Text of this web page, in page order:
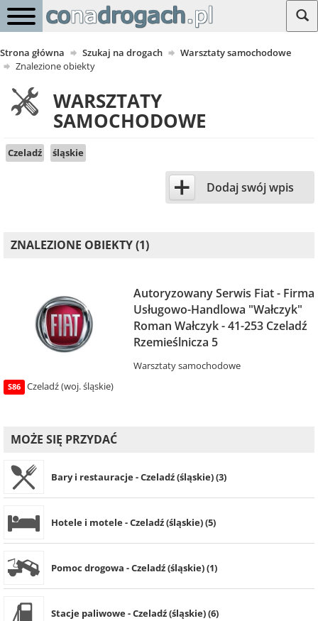
Strona główna Szukaj na drogach
Warsztaty samochodowe
Znalezione obiekty
WARSZTATY
SAMOCHODOWE
Czeladź śląskie
+ Dodaj swój wpis
ZNALEZIONE OBIEKTY (1)
Autoryzowany Serwis Fiat - Firma
Usługowo-Handlowa "Wałczyk"
Roman Wałczyk - 41-253 Czeladź
Rzemieślnicza 5
Warsztaty samochodowe
S86 Czeladź (woj. śląskie)
MOŻE SIĘ PRZYDAĆ
Bary i restauracje - Czeladź (śląskie) (3)
Hotele i motele - Czeladź (śląskie) (5)
Pomoc drogowa - Czeladź (śląskie) (1)
Stacje paliwowe - Czeladź (śląskie) (6)